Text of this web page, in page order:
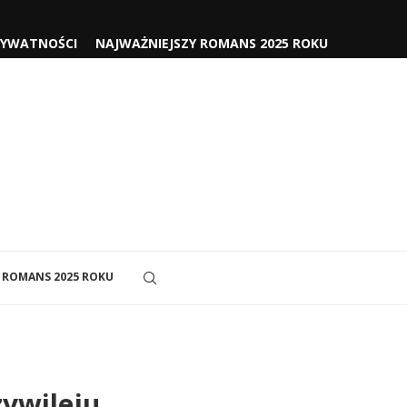
NAJWAŻNIEJSZY ROMANS 2025 ROKU
2025 ROKU